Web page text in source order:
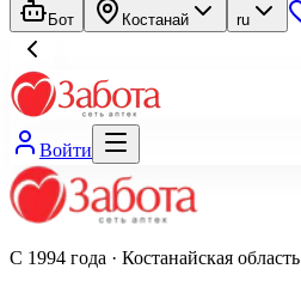
Бот Костанай ru
Войти
С 1994 года · Костанайская область